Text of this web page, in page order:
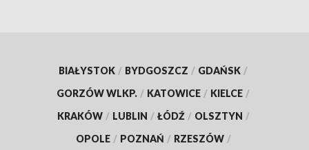
BIAŁYSTOK / BYDGOSZCZ / GDAŃSK /
GORZÓW WLKP. / KATOWICE / KIELCE /
KRAKÓW / LUBLIN / ŁÓDŹ / OLSZTYN /
OPOLE / POZNAŃ / RZESZÓW /